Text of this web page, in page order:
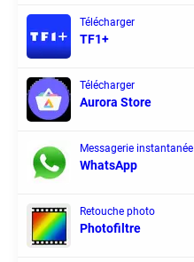
Télécharger
TF1+
Télécharger
Aurora Store
Messagerie instantanée
WhatsApp
Retouche photo
Photofiltre